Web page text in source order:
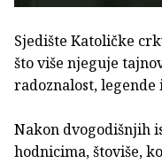
Sjedište Katoličke
što više njeguje
radoznalost, legende
Nakon dvogodišnjih
hodnicima, štoviše,